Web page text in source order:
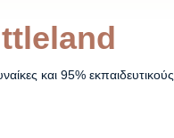
και 95% εκπαιδευτικούς.